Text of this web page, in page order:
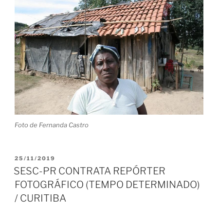
Foto de Fernanda Castro
PUBLICADO
EM
25/11/2019
SESC-PR CONTRATA REPÓRTER
FOTOGRÁFICO (TEMPO DETERMINADO)
/ CURITIBA